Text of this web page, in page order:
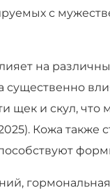
с
на
существенно
щек и скул, что
Кожа также